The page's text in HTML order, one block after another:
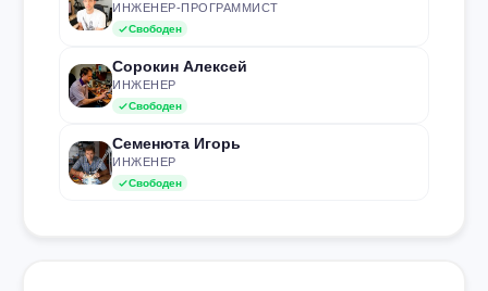
ИНЖЕНЕР-ПРОГРАММИСТ
Свободен
Сорокин Алексей
ИНЖЕНЕР
Свободен
Семенюта Игорь
ИНЖЕНЕР
Свободен